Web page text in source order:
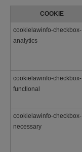
COOKIE
cookielawinfo-checkbox-
analytics
cookielawinfo-checkbox-
functional
cookielawinfo-checkbox-
necessary